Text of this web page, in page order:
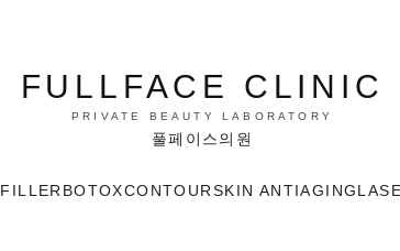
FULLFACE CLINIC
PRIVATE BEAUTY LABORATORY
풀페이스의원
FILLER BOTOXCONTOURSKIN ANTIAGING